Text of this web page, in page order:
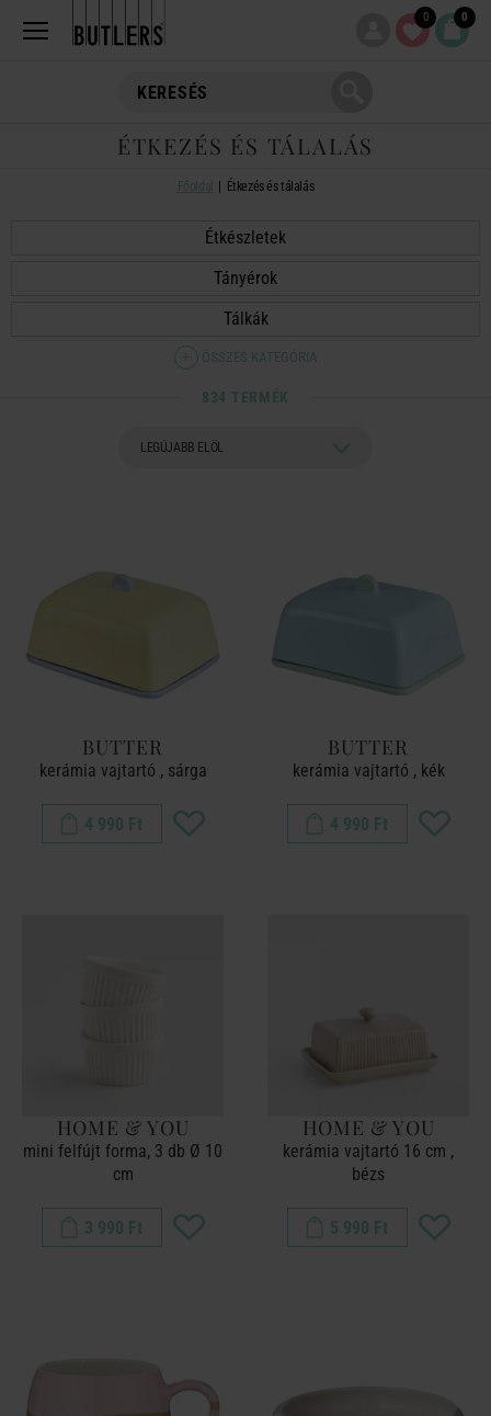
0 0
ÉTKEZÉS ÉS TÁLALÁS
Főoldal Étkezés és tálalás
Étkészletek
Tányérok
Tálkák
ÖSSZES KATEGÓRIA
834 TERMÉK
BUTTER
kerámia vajtartó , sárga
4 990 Ft
BUTTER
kerámia vajtartó , kék
4 990 Ft
HOME & YOU
mini felfújt forma, 3 db Ø 10
cm
3 990 Ft
HOME & YOU
kerámia vajtartó 16 cm ,
bézs
5 990 Ft